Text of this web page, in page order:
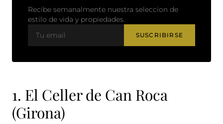
Recibe semanalmente nuestra seleccion de
estilo de vida y propiedades.
SUSCRIBIRSE
1. El Celler de Can Roca
(Girona)